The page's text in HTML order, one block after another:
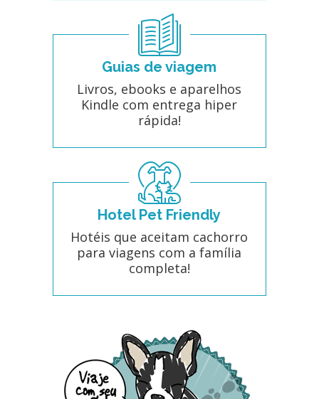
Guias de viagem
Livros, ebooks e aparelhos
Kindle com entrega hiper
rápida!
Hotel Pet Friendly
Hotéis que aceitam cachorro
para viagens com a família
completa!